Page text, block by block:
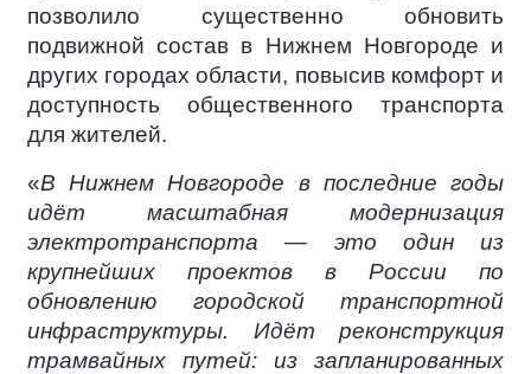
позволило существенно обновить
подвижной состав в Нижнем Новгороде и
других городах области, повысив комфорт и
доступность общественного транспорта
для жителей.
«В Нижнем Новгороде в последние годы
идёт масштабная модернизация
электротранспорта — это один из
крупнейших проектов в России по
обновлению городской транспортной
инфраструктуры. Идёт реконструкция
трамвайных путей: из запланированных